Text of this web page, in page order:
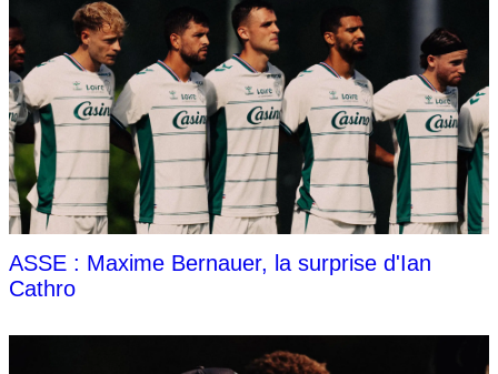
ASSE : Maxime Bernauer, la surprise d'Ian
Cathro